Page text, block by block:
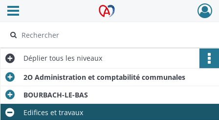
Archives Alsace - Colmar
Ouvrir le menu déroulant
Déplier tous les niveaux
2O Administration et comptabilité communales
BOURBACH-LE-BAS
Edifices et travaux